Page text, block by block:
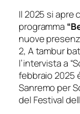
Il 2025 si apre
programma
nuove
2, A tambur
l’intervista a
febbraio 2025
Sanremo per
del Festival